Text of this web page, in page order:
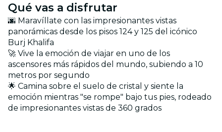
Qué vas a disfrutar
🌆 Maravíllate con las impresionantes vistas
panorámicas desde los pisos 124 y 125 del icónico
Burj Khalifa
🚀 Vive la emoción de viajar en uno de los
ascensores más rápidos del mundo, subiendo a 10
metros por segundo
🌟 Camina sobre el suelo de cristal y siente la
emoción mientras "se rompe" bajo tus pies, rodeado
de impresionantes vistas de 360 grados